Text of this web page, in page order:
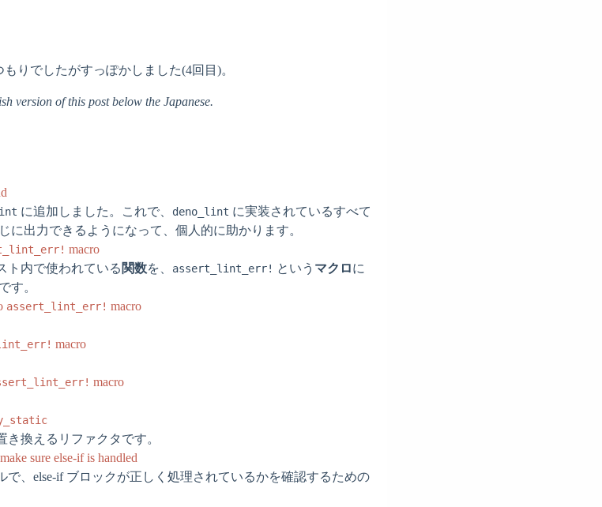
りでしたがすっぽかしました(4回目)。
version of this post below the Japanese.
に追加しました。これで、 deno_lint に実装されているすべて
に出力できるようになって、個人的に助かります。
macro
ト内で使われている 関数を、 assert_lint_err! という マクロに
す。
assert_lint_err! macro
macro
macro
き換えるリファクタです。
sure else-if is handled
で、else-if ブロックが正しく処理されているかを確認するための